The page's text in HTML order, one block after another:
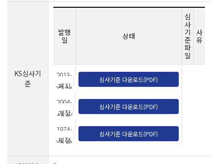
KS심사기
준
발행
일
상태
심
사
기
준
파
일
사
유
2013-
04-21
폐지
심사기준 다운로드(PDF)
2004-
11-15
개정
심사기준 다운로드(PDF)
1974-
02-01
제정
심사기준 다운로드(PDF)